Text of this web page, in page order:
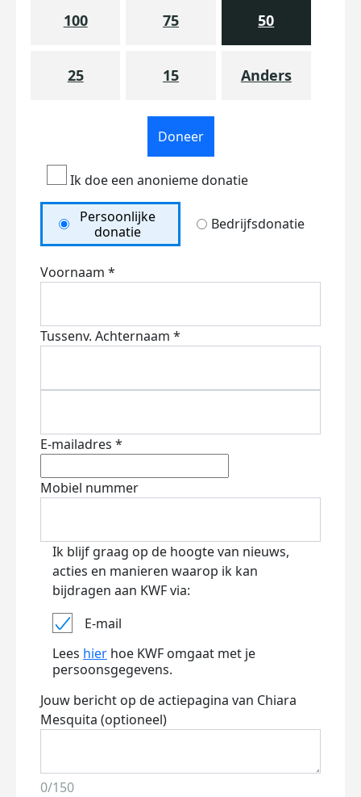
100 75 50
25 15 Anders
Doneer
Ik doe een anonieme donatie
Persoonlijke
donatie
Bedrijfsdonatie
Voornaam *
Tussenv. Achternaam *
E-mailadres *
Mobiel nummer
Ik blijf graag op de hoogte van nieuws,
acties en manieren waarop ik kan
bijdragen aan KWF via:
E-mail
Lees hier hoe KWF omgaat met je
persoonsgegevens.
Jouw bericht op de actiepagina van Chiara
Mesquita (optioneel)
0/150